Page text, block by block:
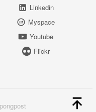
Linkedin
Myspace
Youtube
Flickr